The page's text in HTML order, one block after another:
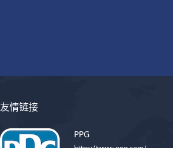
友情链接
PPG